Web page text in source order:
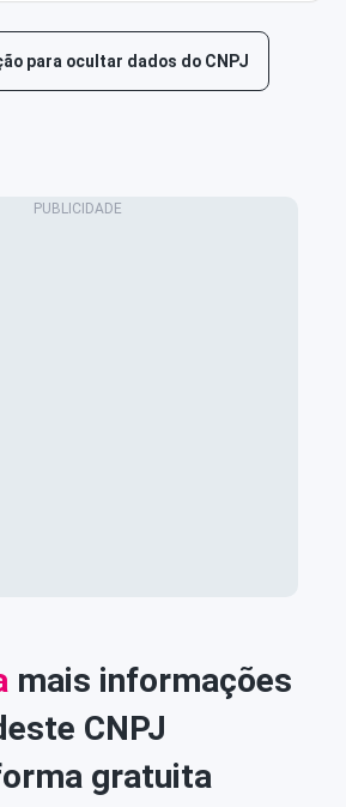
para ocultar dados do CNPJ
mais informações
CNPJ
gratuita